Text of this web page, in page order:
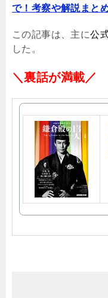
で！考察や解説まと
この記事は、主に公
した。
＼裏話が満載／